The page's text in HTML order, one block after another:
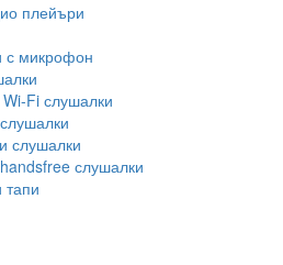
плейъри
с микрофон
Fi слушалки
слушалки
слушалки